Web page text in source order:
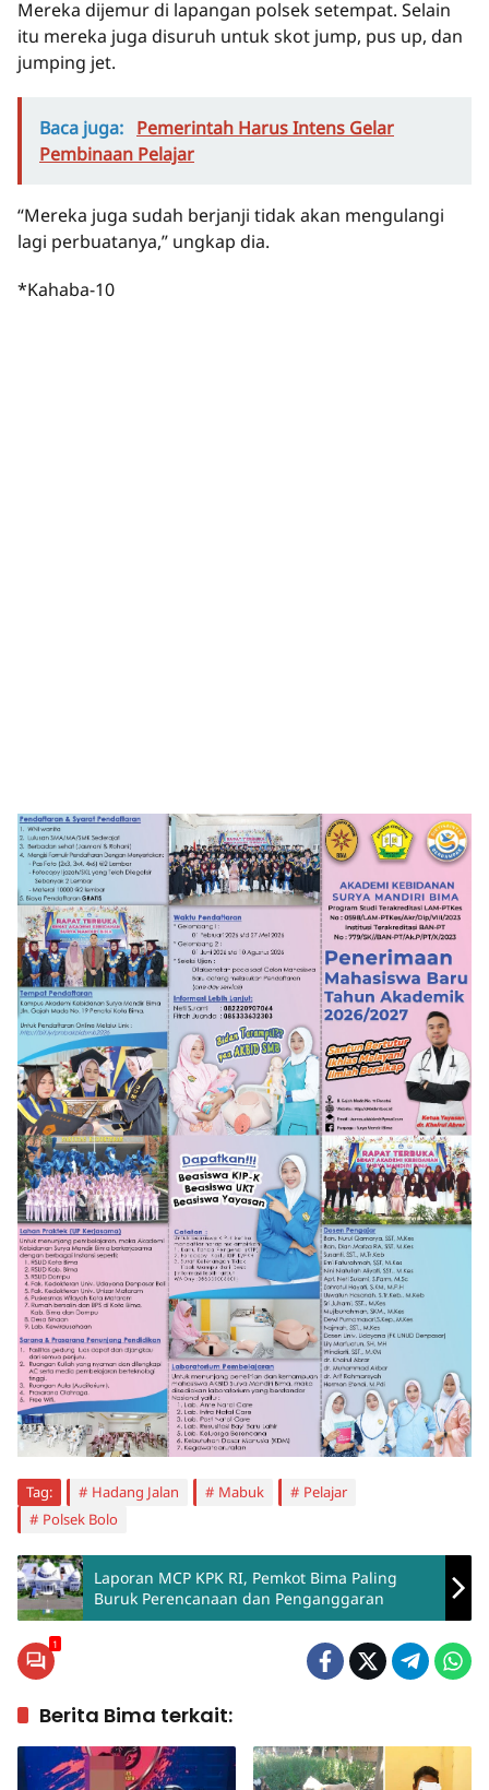
Mereka dijemur di lapangan polsek setempat. Selain
itu mereka juga disuruh untuk skot jump, pus up, dan
jumping jet.
Baca juga: Pemerintah Harus Intens Gelar
Pembinaan Pelajar
“Mereka juga sudah berjanji tidak akan mengulangi
lagi perbuatanya,” ungkap dia.
*Kahaba-10
Tag: Hadang Jalan Mabuk
Pelajar
Polsek Bolo
Laporan MCP KPK RI, Pemkot Bima Paling
Buruk Perencanaan dan Penganggaran
1
Berita Bima terkait: